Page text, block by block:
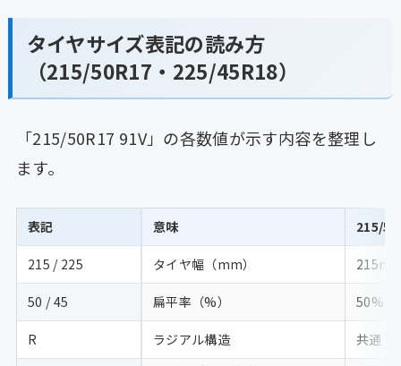
タイヤサイズ表記の読み方
（215/50R17・225/45R18）
「215/50R17 91V」の各数値が示す内容を整理し
ます。
表記 意味 215/
215 / 225 タイヤ幅（mm）
50 / 45 扁平率（%） 50%
R ラジアル構造 共通